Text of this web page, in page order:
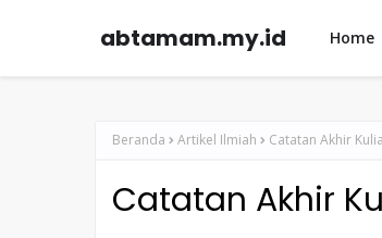
abtamam.my.id Home
Beranda Artikel Ilmiah Catatan Akhir
Catatan Akhir